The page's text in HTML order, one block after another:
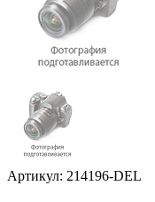
Артикул: 214196-DEL